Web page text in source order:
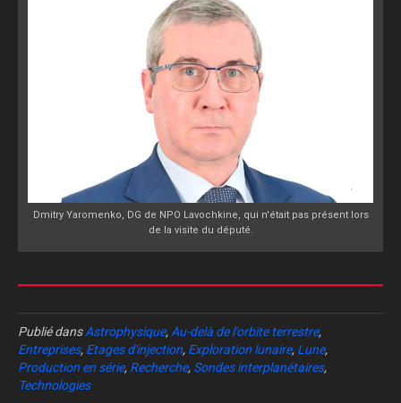
Dmitry Yaromenko, DG de NPO Lavochkine, qui n'était pas présent lors
de la visite du député.
Publié dansAstrophysique,Au-delà de l'orbite terrestre,
Entreprises, Etages d'injection, Exploration lunaire, Lune,
Production en série, Recherche, Sondes interplanétaires,
Technologies